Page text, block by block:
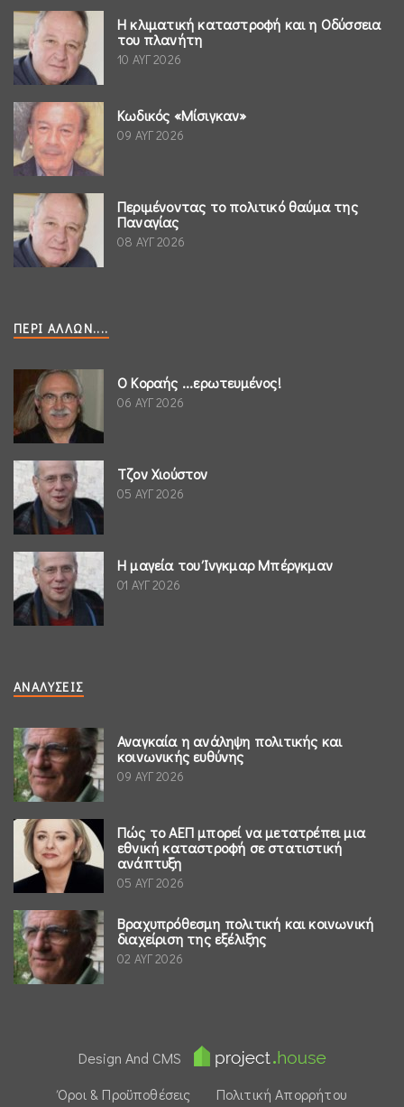
Η κλιματική καταστροφή και η Οδύσσεια
του πλανήτη
10 ΑΥΓ 2026
Κωδικός «Μίσιγκαν»
09 ΑΥΓ 2026
Περιμένοντας το πολιτικό θαύμα της
Παναγίας
08 ΑΥΓ 2026
ΠΕΡΊ ΆΛΛΩΝ....
Ο Κοραής ...ερωτευμένος!
06 ΑΥΓ 2026
Τζον Χιούστον
05 ΑΥΓ 2026
Η μαγεία του Ίνγκμαρ Μπέργκμαν
01 ΑΥΓ 2026
ΑΝΑΛΎΣΕΙΣ
Αναγκαία η ανάληψη πολιτικής και
κοινωνικής ευθύνης
09 ΑΥΓ 2026
Πώς το ΑΕΠ μπορεί να μετατρέπει μια
εθνική καταστροφή σε στατιστική
ανάπτυξη
05 ΑΥΓ 2026
Βραχυπρόθεσμη πολιτική και κοινωνική
διαχείριση της εξέλιξης
02 ΑΥΓ 2026
Design And CMS
Όροι & Προϋποθέσεις
Πολιτική Απορρήτου